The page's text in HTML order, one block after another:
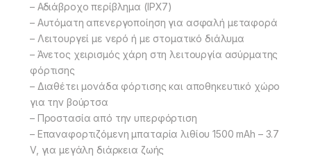
– Αδιάβροχο περίβλημα (IPX7)
– Αυτόματη απενεργοποίηση για ασφαλή μεταφορά
– Λειτουργεί με νερό ή με στοματικό διάλυμα
– Άνετος χειρισμός χάρη στη λειτουργία ασύρματης
φόρτισης
– Διαθέτει μονάδα φόρτισης και αποθηκευτικό χώρο
για την βούρτσα
– Προστασία από την υπερφόρτιση
– Επαναφορτιζόμενη μπαταρία λιθίου 1500 mAh – 3.7
V, για μεγάλη διάρκεια ζωής